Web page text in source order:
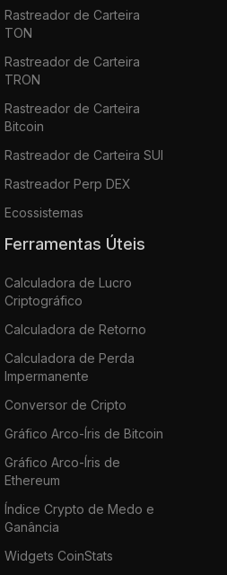
Rastreador de Carteira
TON
Rastreador de Carteira
TRON
Rastreador de Carteira
Bitcoin
Rastreador de Carteira SUI
Rastreador Perp DEX
Ecossistemas
Ferramentas Úteis
Calculadora de Lucro
Criptográfico
Calculadora de Retorno
Calculadora de Perda
Impermanente
Conversor de Cripto
Gráfico Arco-Íris de Bitcoin
Gráfico Arco-Íris de
Ethereum
Índice Crypto de Medo e
Ganância
Widgets CoinStats